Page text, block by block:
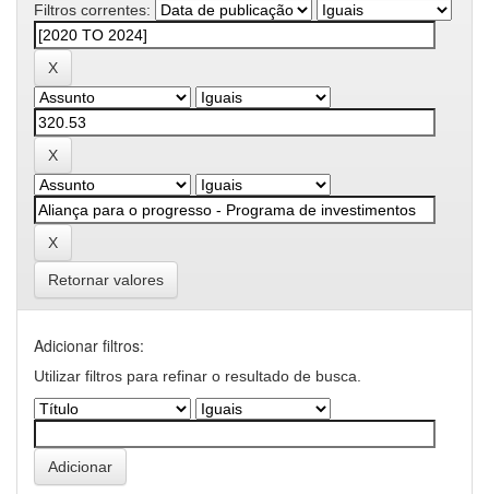
Filtros correntes:
Retornar valores
Adicionar filtros:
Utilizar filtros para refinar o resultado de busca.